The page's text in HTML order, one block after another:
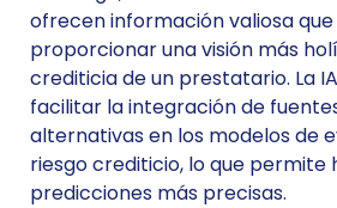
ofrecen información valiosa
proporcionar una visión más
crediticia de un prestatario. La
facilitar la integración de
alternativas en los modelos de
riesgo crediticio, lo que permite
predicciones más precisas.